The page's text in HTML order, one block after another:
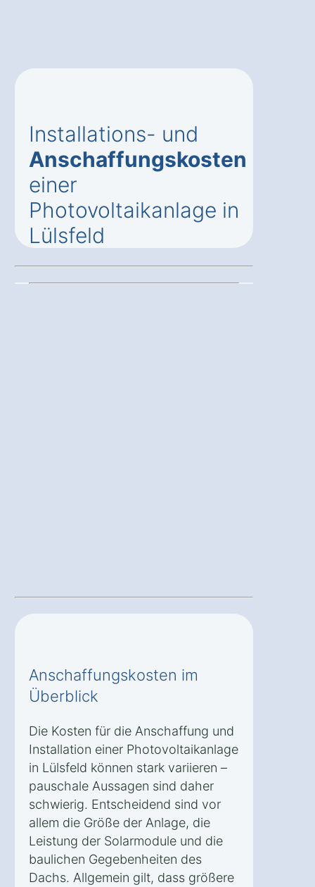
Installations- und
Anschaffungskosten
einer
Photovoltaikanlage in
Lülsfeld
Anschaffungskosten im
Überblick
Die Kosten für die Anschaffung und
Installation einer Photovoltaikanlage
in Lülsfeld können stark variieren –
pauschale Aussagen sind daher
schwierig. Entscheidend sind vor
allem die Größe der Anlage, die
Leistung der Solarmodule und die
baulichen Gegebenheiten des
Dachs. Allgemein gilt, dass größere